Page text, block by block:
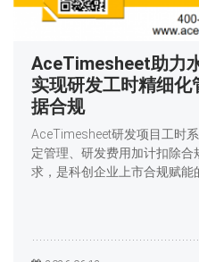
AceTimesheet助力
实现研发工时精细化
据合规
AceTimesheet研发项目工时
定管理、研发费用加计扣除
求，是科创企业上市合规赋能